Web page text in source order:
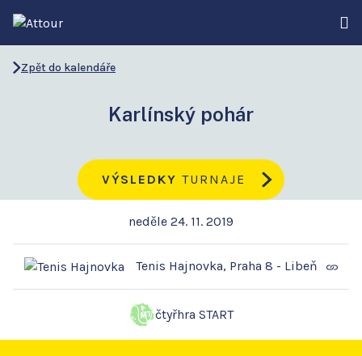
Zpět do kalendáře
Karlínský pohár
VÝSLEDKY TURNAJE
neděle 24. 11. 2019
Tenis Hajnovka, Praha 8 - Libeň
čtyřhra START